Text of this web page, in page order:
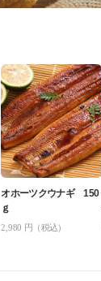
オホーツクウナギ 150
ｇ
2,980 円（税込）